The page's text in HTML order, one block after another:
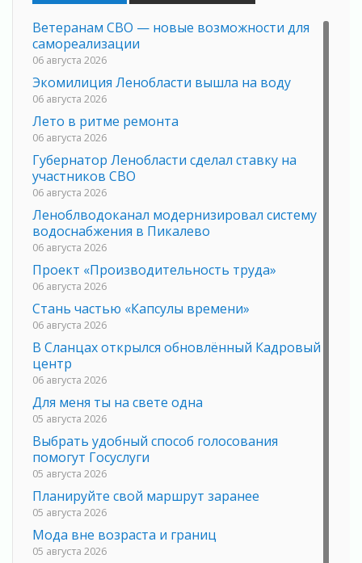
Ветеранам СВО — новые возможности для
самореализации
06 августа 2026
Экомилиция Ленобласти вышла на воду
06 августа 2026
Лето в ритме ремонта
06 августа 2026
Губернатор Ленобласти сделал ставку на
участников СВО
06 августа 2026
Леноблводоканал модернизировал систему
водоснабжения в Пикалево
06 августа 2026
Проект «Производительность труда»
06 августа 2026
Стань частью «Капсулы времени»
06 августа 2026
В Сланцах открылся обновлённый Кадровый
центр
06 августа 2026
Для меня ты на свете одна
05 августа 2026
Выбрать удобный способ голосования
помогут Госуслуги
05 августа 2026
Планируйте свой маршрут заранее
05 августа 2026
Мода вне возраста и границ
05 августа 2026